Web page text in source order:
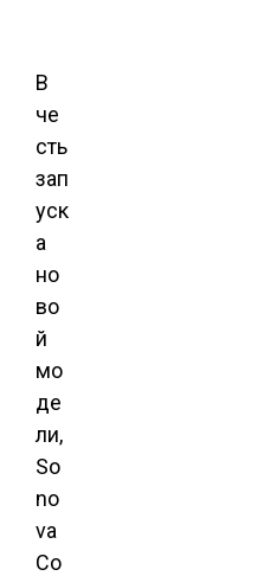
В
че
сть
зап
уск
а
но
во
й
мо
де
ли,
So
no
va
Co